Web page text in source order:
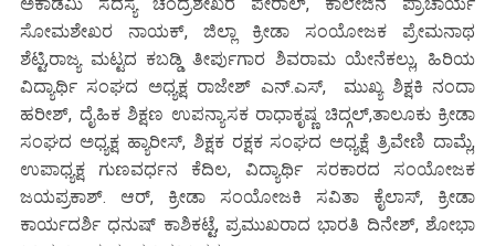
ಸೋಮಶೇಖರ ನಾಯಕ್, ಜಿಲ್ಲಾ ಕ್ರೀಡಾ ಸಂಯೋಜಕ ಪ್ರೇಮನಾಥ
ಶೆಟ್ಟಿ,ರಾಜ್ಯ ಮಟ್ಟದ ಕಬಡ್ಡಿ ತೀರ್ಪುಗಾರ ಶಿವರಾಮ ಯೇನೆಕಲ್ಲು, ಹಿರಿಯ
ವಿದ್ಯಾರ್ಥಿ ಸಂಘದ ಅಧ್ಯಕ್ಷ ರಾಜೇಶ್ ಎನ್.ಎಸ್, ಮುಖ್ಯ ಶಿಕ್ಷಕಿ ನಂದಾ
ಹರೀಶ್, ದೈಹಿಕ ಶಿಕ್ಷಣ ಉಪನ್ಯಾಸಕ ರಾಧಾಕೃಷ್ಣ ಚಿದ್ಗಲ್,ತಾಲೂಕು ಕ್ರೀಡಾ
ಸಂಘದ ಅಧ್ಯಕ್ಷ ಹ್ಯಾರೀಸ್, ಶಿಕ್ಷಕ ರಕ್ಷಕ ಸಂಘದ ಅಧ್ಯಕ್ಷೆ ತ್ರಿವೇಣಿ ದಾಮ್ಲೆ,
ಉಪಾಧ್ಯಕ್ಷ ಗುಣವರ್ಧನ ಕೆದಿಲ, ವಿದ್ಯಾರ್ಥಿ ಸರಕಾರದ ಸಂಯೋಜಕ
ಜಯಪ್ರಕಾಶ್. ಆರ್, ಕ್ರೀಡಾ ಸಂಯೋಜಕಿ ಸವಿತಾ ಕೈಲಾಸ್, ಕ್ರೀಡಾ
ಕಾರ್ಯದರ್ಶಿ ಧನುಷ್ ಕಾಶಿಕಟ್ಟೆ, ಪ್ರಮುಖರಾದ ಭಾರತಿ ದಿನೇಶ್, ಶೋಭಾ